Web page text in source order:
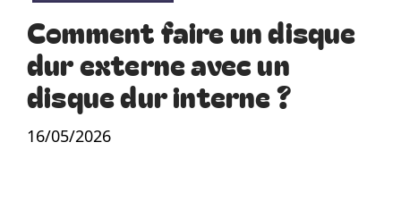
Comment faire un disque
dur externe avec un
disque dur interne ?
16/05/2026